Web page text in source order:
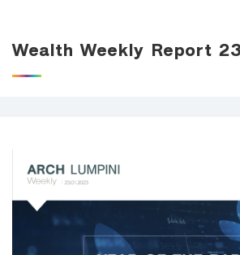
ติดต่อเรา
โทร 1327
Family Banking
Foreigners
Wealth Weekly Report